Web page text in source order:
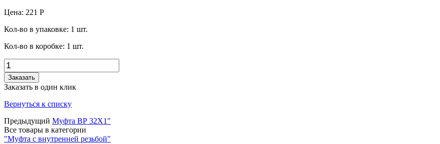
Цена: 221 Р
Кол-во в упаковке: 1 шт.
Кол-во в коробке: 1 шт.
Заказать
Заказать в один клик
Вернуться к списку
Предыдущий Муфта ВР 32Х1"
Все товары в категории
"Муфта с внутренней резьбой"